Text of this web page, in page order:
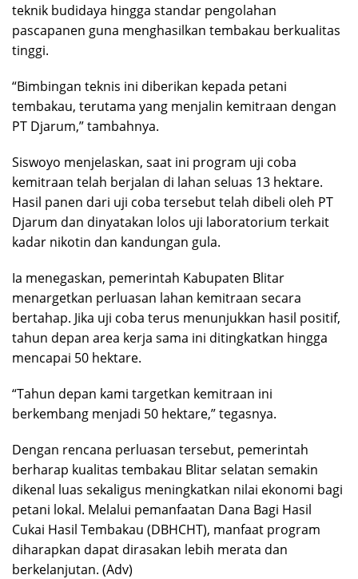
teknik budidaya hingga standar pengolahan
pascapanen guna menghasilkan tembakau berkualitas
tinggi.
“Bimbingan teknis ini diberikan kepada petani
tembakau, terutama yang menjalin kemitraan dengan
PT Djarum,” tambahnya.
Siswoyo menjelaskan, saat ini program uji coba
kemitraan telah berjalan di lahan seluas 13 hektare.
Hasil panen dari uji coba tersebut telah dibeli oleh PT
Djarum dan dinyatakan lolos uji laboratorium terkait
kadar nikotin dan kandungan gula.
Ia menegaskan, pemerintah Kabupaten Blitar
menargetkan perluasan lahan kemitraan secara
bertahap. Jika uji coba terus menunjukkan hasil positif,
tahun depan area kerja sama ini ditingkatkan hingga
mencapai 50 hektare.
“Tahun depan kami targetkan kemitraan ini
berkembang menjadi 50 hektare,” tegasnya.
Dengan rencana perluasan tersebut, pemerintah
berharap kualitas tembakau Blitar selatan semakin
dikenal luas sekaligus meningkatkan nilai ekonomi bagi
petani lokal. Melalui pemanfaatan Dana Bagi Hasil
Cukai Hasil Tembakau (DBHCHT), manfaat program
diharapkan dapat dirasakan lebih merata dan
berkelanjutan. (Adv)